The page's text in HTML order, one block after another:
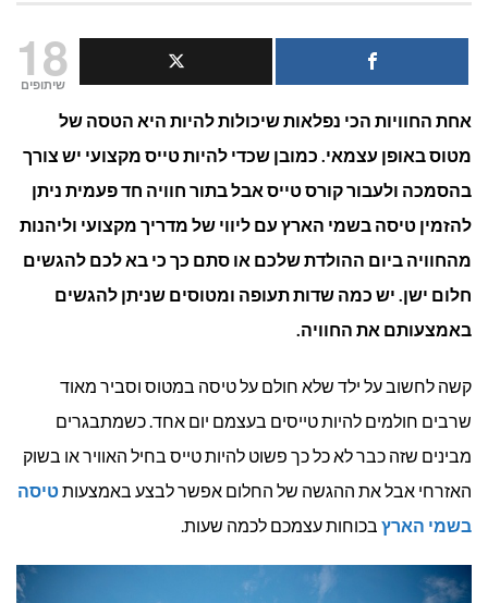
ליום
אחד:
אטרקציה
לילדים
ומבוגרים
18
שיתופים
אחת החוויות הכי נפלאות שיכולות להיות היא הטסה של
מטוס באופן עצמאי. כמובן שכדי להיות טייס מקצועי יש צורך
בהסמכה ולעבור קורס טייס אבל בתור חוויה חד פעמית ניתן
להזמין טיסה בשמי הארץ עם ליווי של מדריך מקצועי וליהנות
מהחוויה ביום ההולדת שלכם או סתם כך כי בא לכם להגשים
חלום ישן. יש כמה שדות תעופה ומטוסים שניתן להגשים
באמצעותם את החוויה.
קשה לחשוב על ילד שלא חולם על טיסה במטוס וסביר מאוד
שרבים חולמים להיות טייסים בעצמם יום אחד. כשמתבגרים
מבינים שזה כבר לא כל כך פשוט להיות טייס בחיל האוויר או בשוק
האזרחי אבל את ההגשה של החלום אפשר לבצע באמצעותטיסה
בשמי הארץ בכוחות עצמכם לכמה שעות.